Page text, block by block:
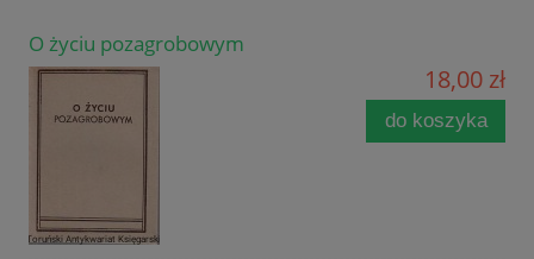
O życiu pozagrobowym
18,00 zł
do koszyka